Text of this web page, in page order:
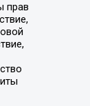
прав